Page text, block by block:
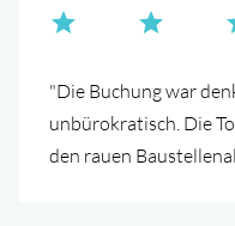
"Die Buchung war
unbürokratisch. Die
den rauen